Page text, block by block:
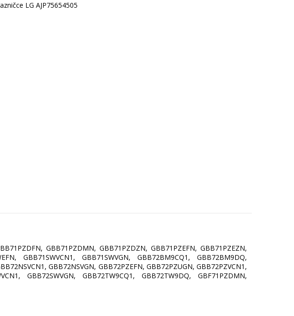
LG AJP75654505
GBB71PZDMN, GBB71PZDZN, GBB71PZEFN, GBB71PZEZN,
GBB71SWVCN1, GBB71SWVGN, GBB72BM9CQ1, GBB72BM9DQ,
GBB72NSVGN, GBB72PZEFN, GBB72PZUGN, GBB72PZVCN1,
GBB72SWVGN, GBB72TW9CQ1, GBB72TW9DQ, GBF71PZDMN,